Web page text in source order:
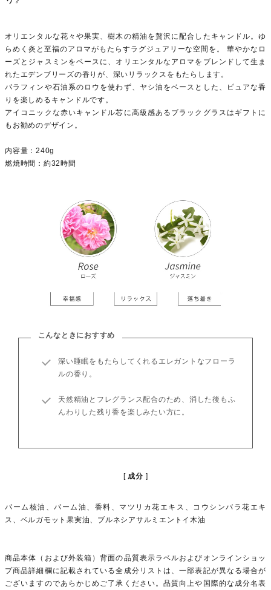
オリエンタルな花々や果実、樹木の精油を贅沢に配合したキャンドル。ゆ
らめく炎と至福のアロマがもたらすラグジュアリーな空間を。 華やかなロ
ーズとジャスミンをベースに、オリエンタルなアロマをブレンドして生ま
れたエデンブリーズの香りが、深いリラックスをもたらします。
パラフィンや石油系のロウを使わず、ヤシ油をベースとした、ピュアな香
りを楽しめるキャンドルです。
アイコニックな赤いキャンドル芯に高級感あるブラックグラスはギフトに
もお勧めのデザイン。
内容量：240g
燃焼時間：約32時間
こんなときにおすすめ
深い睡眠をもたらしてくれるエレガントなフローラ
ルの香り。
天然精油とフレグランス配合のため、消した後もふ
んわりした残り香を楽しみたい方に。
成分
パーム核油、パーム油、香料、マツリカ花エキス、コウシンバラ花エキ
ス、ベルガモット果実油、ブルネシアサルミエントイ木油
商品本体（および外装箱）背面の品質表示ラベルおよびオンラインショッ
プ商品詳細欄に記載されている全成分リストは、一部表記が異なる場合が
ございますのであらかじめご了承ください。品質向上や国際的な成分名表